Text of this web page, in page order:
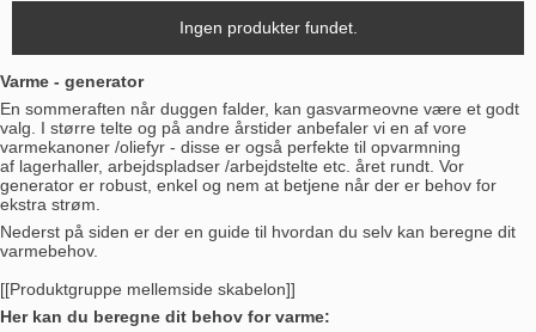
Ingen produkter fundet.
Varme - generator
En sommeraften når duggen falder, kan gasvarmeovne være et godt
valg. I større telte og på andre årstider anbefaler vi en af vore
varmekanoner /oliefyr - disse er også perfekte til opvarmning
af lagerhaller, arbejdspladser /arbejdstelte etc. året rundt. Vor
generator er robust, enkel og nem at betjene når der er behov for
ekstra strøm.
Nederst på siden er der en guide til hvordan du selv kan beregne dit
varmebehov.
[[Produktgruppe mellemside skabelon]]
Her kan du beregne dit behov for varme: